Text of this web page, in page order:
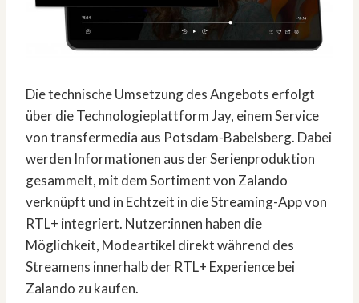
Die technische Umsetzung des Angebots erfolgt
über die Technologieplattform Jay, einem Service
von transfermedia aus Potsdam-Babelsberg. Dabei
werden Informationen aus der Serienproduktion
gesammelt, mit dem Sortiment von Zalando
verknüpft und in Echtzeit in die Streaming-App von
RTL+ integriert. Nutzer:innen haben die
Möglichkeit, Modeartikel direkt während des
Streamens innerhalb der RTL+ Experience bei
Zalando zu kaufen.